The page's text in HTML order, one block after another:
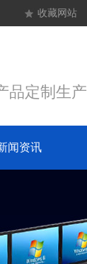
收藏网站
品定制生产
闻资讯